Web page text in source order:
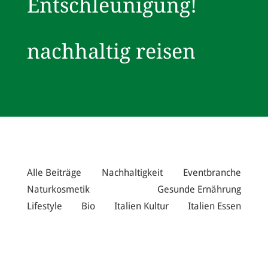
Entschleunigung!
nachhaltig reisen
Alle Beiträge Nachhaltigkeit
Eventbranche
Naturkosmetik
Gesunde Ernährung
Lifestyle
Bio Italien Kultur Italien Essen